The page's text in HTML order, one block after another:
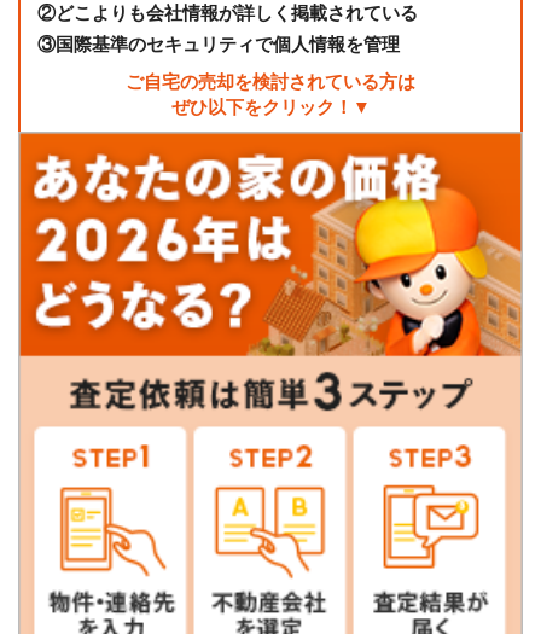
②どこよりも会社情報が詳しく掲載されている
③国際基準のセキュリティで個人情報を管理
ご自宅の売却を検討されている方は
ぜひ以下をクリック！▼